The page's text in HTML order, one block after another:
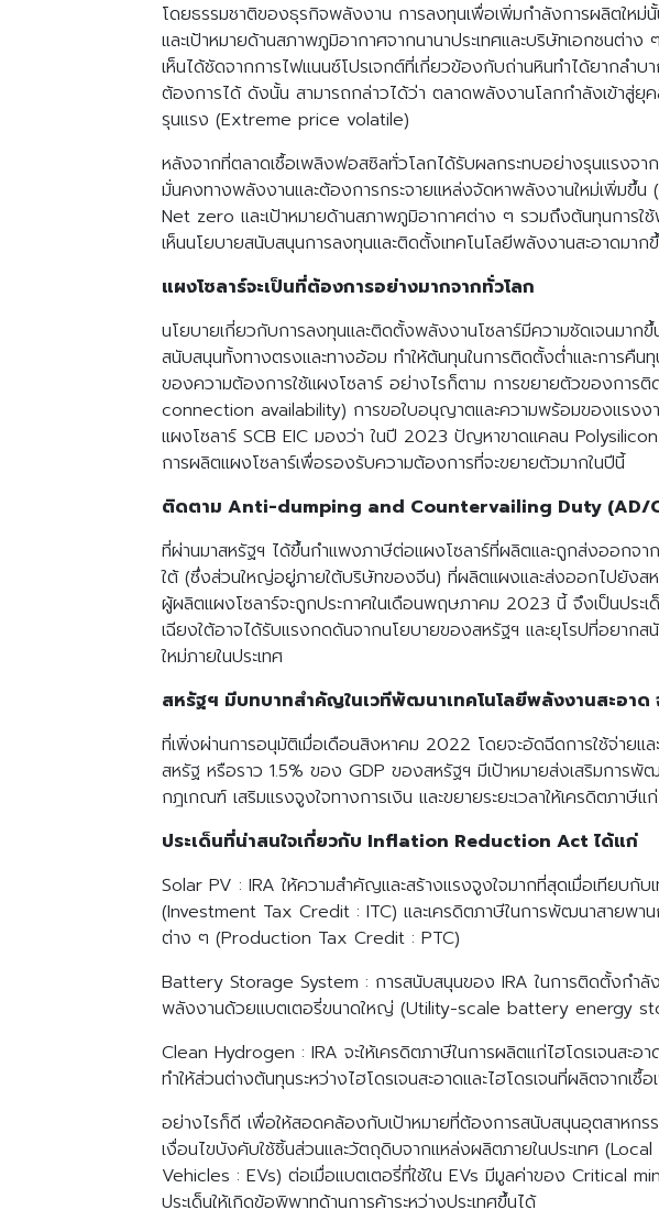
โดยธรรมชาติของธุรกิจพลังงาน การลงทุนเพื่อเพิ่มกำลังการผลิตใหม่นั้
และเป้าหมายด้านสภาพภูมิอากาศจากนานาประเทศและบริษัทเอกชนต่
เห็นได้ชัดจากการไฟแนนซ์โปรเจกต์ที่เกี่ยวข้องกับถ่านหินทำได้ยากลำ
ต้องการได้ ดังนั้น สามารถกล่าวได้ว่า ตลาดพลังงานโลกกำลังเข้าสู่
รุนแรง (Extreme price volatile)
หลังจากที่ตลาดเชื้อเพลิงฟอสซิลทั่วโลกได้รับผลกระทบอย่างรุนแรงจ
มั่นคงทางพลังงานและต้องการกระจายแหล่งจัดหาพลังงานใหม่เพิ่มขึ้น
Net zero และเป้าหมายด้านสภาพภูมิอากาศต่าง ๆ รวมถึงต้นทุนการใ
เห็นนโยบายสนับสนุนการลงทุนและติดตั้งเทคโนโลยีพลังงานสะอาดมา
แผงโซลาร์จะเป็นที่ต้องการอย่างมากจากทั่วโลก
นโยบายเกี่ยวกับการลงทุนและติดตั้งพลังงานโซลาร์มีความชัดเจนมา
สนับสนุนทั้งทางตรงและทางอ้อม ทำให้ต้นทุนในการติดตั้งต่ำและการคืน
ของความต้องการใช้แผงโซลาร์ อย่างไรก็ตาม การขยายตัวของกา
connection availability) การขอใบอนุญาตและความพร้อมของแรง
แผงโซลาร์ SCB EIC มองว่า ในปี 2023 ปัญหาขาดแคลน
การผลิตแผงโซลาร์เพื่อรองรับความต้องการที่จะขยายตัวมากในปีนี้
ติดตาม Anti-dumping and Countervailing Duty (AD/
ที่ผ่านมาสหรัฐฯ ได้ขึ้นกำแพงภาษีต่อแผงโซลาร์ที่ผลิตและถูกส่งออกจา
ใต้ (ซึ่งส่วนใหญ่อยู่ภายใต้บริษัทของจีน) ที่ผลิตแผงและส่งออกไปยัง
ผู้ผลิตแผงโซลาร์จะถูกประกาศในเดือนพฤษภาคม 2023 นี้ จึงเป็นประเ
เฉียงใต้อาจได้รับแรงกดดันจากนโยบายของสหรัฐฯ และยุโรปที่อยากส
ใหม่ภายในประเทศ
สหรัฐฯ มีบทบาทสำคัญในเวทีพัฒนาเทคโนโลยีพลังงานสะอ
ที่เพิ่งผ่านการอนุมัติเมื่อเดือนสิงหาคม 2022 โดยจะอัดฉีดการใช้จ่าย
สหรัฐ หรือราว 1.5% ของ GDP ของสหรัฐฯ มีเป้าหมายส่งเสริมการ
กฎเกณฑ์ เสริมแรงจูงใจทางการเงิน และขยายระยะเวลาให้เครดิตภา
ประเด็นที่น่าสนใจเกี่ยวกับ Inflation Reduction Act ได้แก่
Solar PV : IRA ให้ความสำคัญและสร้างแรงจูงใจมากที่สุดเมื่อเทียบ
(Investment Tax Credit : ITC) และเครดิตภาษีในการพัฒนาสายพ
ต่าง ๆ (Production Tax Credit : PTC)
Battery Storage System : การสนับสนุนของ IRA ในการติดตั้งกำลั
พลังงานด้วยแบตเตอรี่ขนาดใหญ่ (Utility-scale battery energy
Clean Hydrogen : IRA จะให้เครดิตภาษีในการผลิตแก่ไฮโดรเจนส
ทำให้ส่วนต่างต้นทุนระหว่างไฮโดรเจนสะอาดและไฮโดรเจนที่ผลิตจากเ
อย่างไรก็ดี เพื่อให้สอดคล้องกับเป้าหมายที่ต้องการสนับสนุนอุตสาหกร
เงื่อนไขบังคับใช้ชิ้นส่วนและวัตถุดิบจากแหล่งผลิตภายในประเทศ
Vehicles : EVs) ต่อเมื่อแบตเตอรี่ที่ใช้ใน EVs มีมูลค่าของ Critical
ประเด็นให้เกิดข้อพิพาทด้านการค้าระหว่างประเทศขึ้นได้